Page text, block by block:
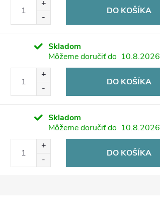
DO KOŠÍKA
Skladom
Môžeme doručiť do 10.8.2026
DO KOŠÍKA
Skladom
Môžeme doručiť do 10.8.2026
DO KOŠÍKA